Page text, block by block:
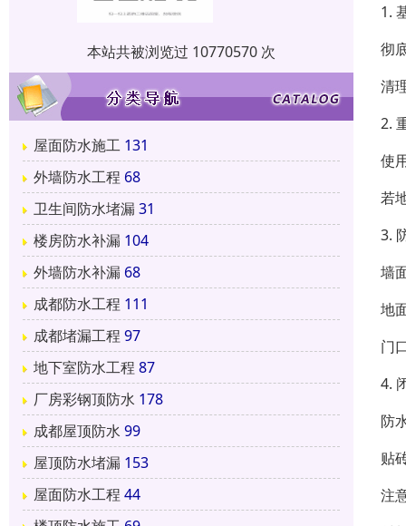
本站共被浏览过 10770570 次
屋面防水施工 131
外墙防水工程 68
卫生间防水堵漏31
楼房防水补漏 104
外墙防水补漏 68
成都防水工程 111
成都堵漏工程 97
地下室防水工程 87
厂房彩钢顶防水 178
成都屋顶防水 99
屋顶防水堵漏 153
屋面防水工程 44
1.
彻
清
2.
使
若
3.
墙
地
门
4.
防
贴
注